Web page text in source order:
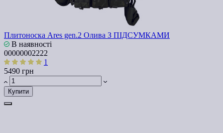
Плитоноска Ares gen.2 Олива З ПІДСУМКАМИ
В наявності
00000002222
1
5490 грн
Купити